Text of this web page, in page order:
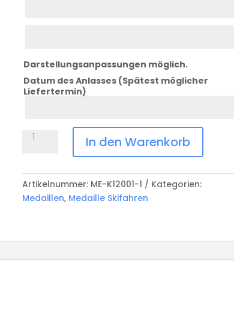
Darstellungsanpassungen möglich.
Datum des Anlasses (Spätest möglicher
Liefertermin)
Medaille
ME-
K12001-
In den Warenkorb
Artikelnummer: ME-K12001-1
Kategorien:
Medaillen, Medaille Skifahren